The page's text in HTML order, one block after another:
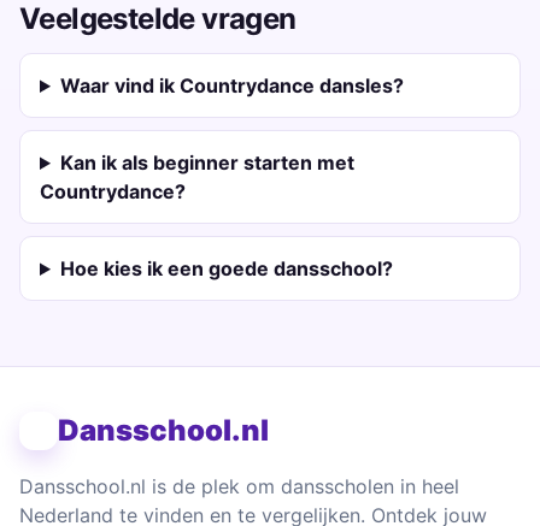
Veelgestelde vragen
Waar vind ik Countrydance dansles?
Kan ik als beginner starten met
Countrydance?
Hoe kies ik een goede dansschool?
Dansschool.nl
Dansschool.nl is de plek om dansscholen in heel
Nederland te vinden en te vergelijken. Ontdek jouw